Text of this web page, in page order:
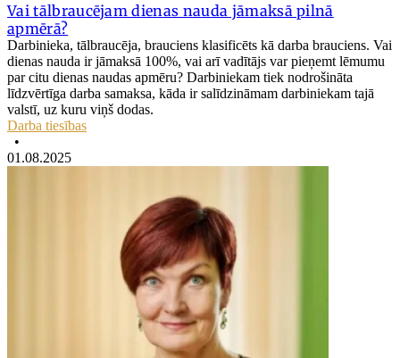
Vai tālbraucējam dienas nauda jāmaksā pilnā
apmērā?
Darbinieka, tālbraucēja, brauciens klasificēts kā darba brauciens. Vai
dienas nauda ir jāmaksā 100%, vai arī vadītājs var pieņemt lēmumu
par citu dienas naudas apmēru? Darbiniekam tiek nodrošināta
līdzvērtīga darba samaksa, kāda ir salīdzināmam darbiniekam tajā
valstī, uz kuru viņš dodas.
Darba tiesības
•
01.08.2025